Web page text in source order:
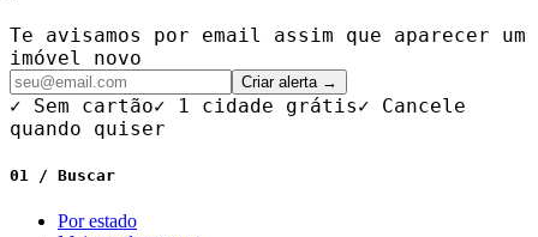
Te avisamos por email assim que aparecer um
imóvel novo
Criar alerta →
✓ Sem cartão✓ 1 cidade grátis✓ Cancele
quando quiser
01 / Buscar
Por estado